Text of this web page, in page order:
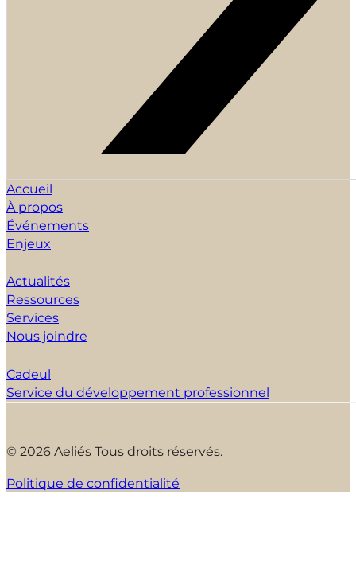
Accueil
À propos
Événements
Enjeux
Actualités
Ressources
Services
Nous joindre
Cadeul
Service du développement professionnel
© 2026 Aeliés Tous droits réservés.
Politique de confidentialité